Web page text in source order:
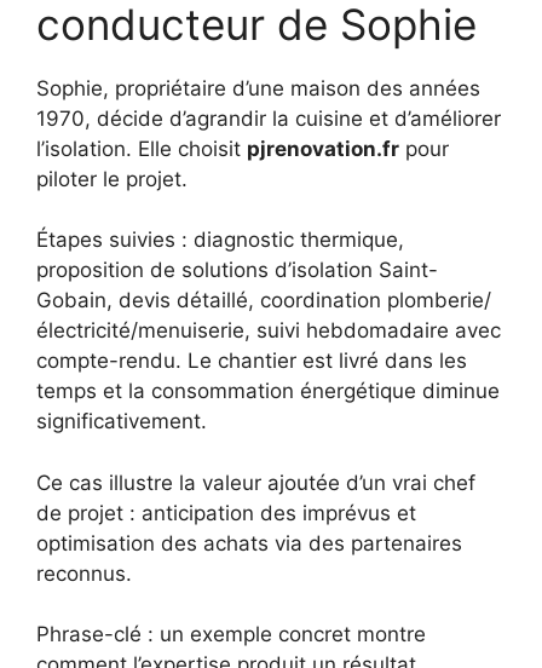
conducteur de Sophie
Sophie, propriétaire d’une maison des années
1970, décide d’agrandir la cuisine et d’améliorer
l’isolation. Elle choisit pjrenovation.fr pour
piloter le projet.
Étapes suivies : diagnostic thermique,
proposition de solutions d’isolation Saint-
Gobain, devis détaillé, coordination plomberie/
électricité/menuiserie, suivi hebdomadaire avec
compte-rendu. Le chantier est livré dans les
temps et la consommation énergétique diminue
significativement.
Ce cas illustre la valeur ajoutée d’un vrai chef
de projet : anticipation des imprévus et
optimisation des achats via des partenaires
reconnus.
Phrase-clé : un exemple concret montre